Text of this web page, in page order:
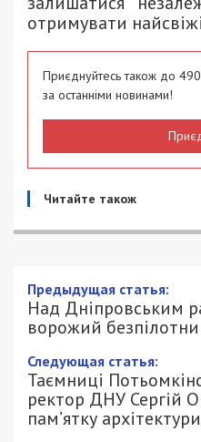
отримувати
Приєднуйтесь також до
за останніми новинами!
Читайте також
Над Дніпровським
ворожий
6/03/2024 -
АННА БАУМАН -